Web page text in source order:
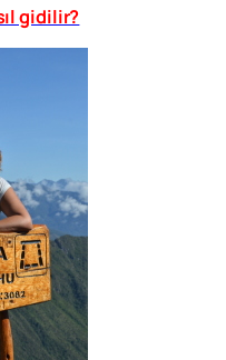
gidilir?